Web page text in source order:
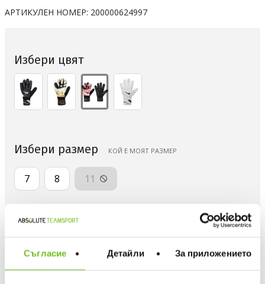
Съгласие Детайли За приложението
АРТИКУЛЕН НОМЕР: 200000624997
Избери цвят
Избери размер КОЙ Е МОЯТ РАЗМЕР
7 8 11
ДОБАВИ В ЛЮБИМИ